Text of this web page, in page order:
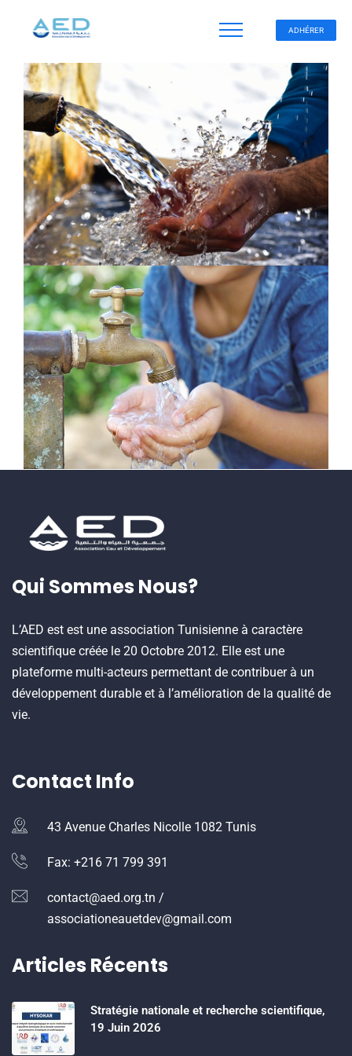
ADHÉRER
Qui Sommes Nous?
L’AED est est une association Tunisienne à caractère
scientifique créée le 20 Octobre 2012. Elle est une
plateforme multi-acteurs permettant de contribuer à un
développement durable et à l’amélioration de la qualité de
vie.
Contact Info
43 Avenue Charles Nicolle 1082 Tunis
Fax: +216 71 799 391
contact@aed.org.tn /
associationeauetdev@gmail.com
Articles Récents
Stratégie nationale et recherche scientifique,
19 Juin 2026